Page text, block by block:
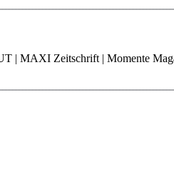
| MAXI Zeitschrift | Momente